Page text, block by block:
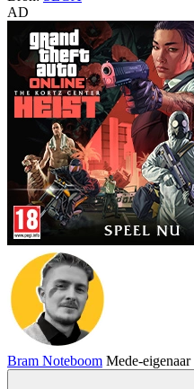
AD
Bram Noteboom Mede-